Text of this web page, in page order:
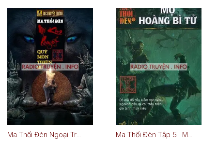
Ma Thổi Đèn Ngoại Truyện: Mô Kim Quyết Ma Thổi Đèn Tập 5 - Mộ Hoàng Bì Tử